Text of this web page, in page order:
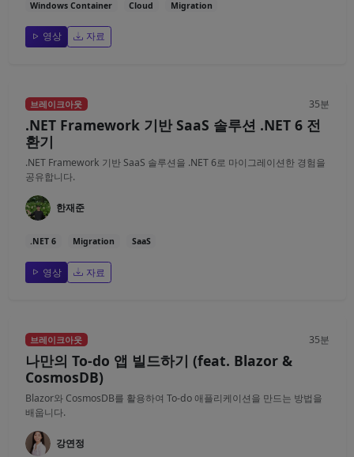
Windows Container Cloud Migration
영상 자료
브레이크아웃 35분
.NET Framework 기반 SaaS 솔루션 .NET 6 전
환기
.NET Framework 기반 SaaS 솔루션을 .NET 6로 마이그레이션한 경험을
공유합니다.
한재준
.NET 6 Migration SaaS
영상 자료
브레이크아웃 35분
나만의 To-do 앱 빌드하기 (feat. Blazor &
CosmosDB)
Blazor와 CosmosDB를 활용하여 To-do 애플리케이션을 만드는 방법을
배웁니다.
강연정